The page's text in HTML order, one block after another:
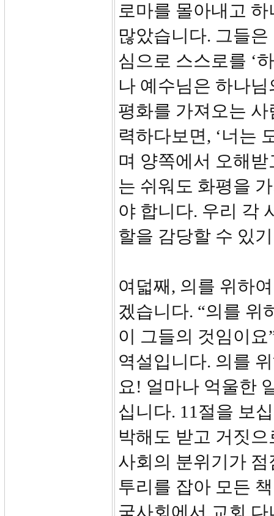
로마를 몰아내고
많았습니다. 그들
심으로 스스로를 ‘
나 예수님은 하나
평화를 가져오는
력하다보면, ‘너는
며 양쪽에서 오해
는 쉬워도 화평을
야 합니다. 우리 각
할을 감당할 수 있
여덟째, 의를 위하
겠습니다. “의를 위
이 그들의 것임이
역설입니다. 의를
요! 얼마나 억울한
십니다. 11절을 보
박해도 받고 거짓
사회의 분위기가
투리를 잡아 모든
국사회에서 교회